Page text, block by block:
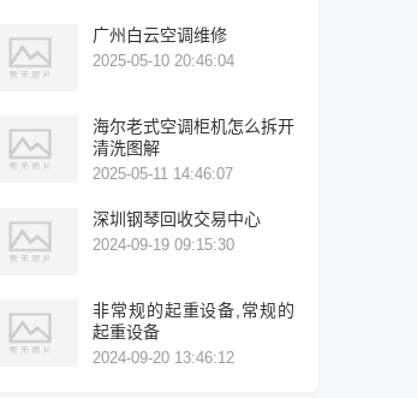
广州白云空调维修
2025-05-10 20:46:04
海尔老式空调柜机怎么拆开
清洗图解
2025-05-11 14:46:07
深圳钢琴回收交易中心
2024-09-19 09:15:30
非常规的起重设备,常规的
起重设备
2024-09-20 13:46:12